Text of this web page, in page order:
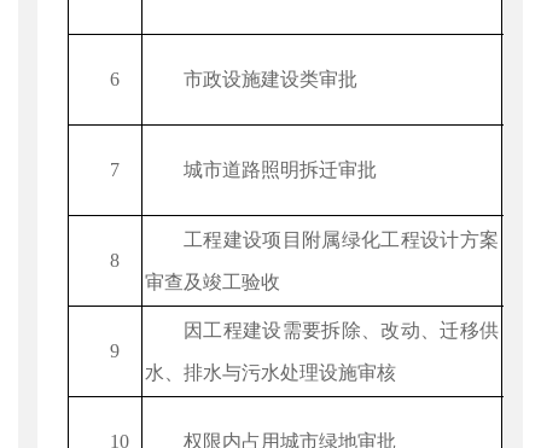
6 市政设施建设类审批
7 城市道路照明拆迁审批
8
工程建设项目附属绿化工程设计方案
审查及竣工验收
9
因工程建设需要拆除、改动、迁移供
水、排水与污水处理设施审核
10 权限内占用城市绿地审批